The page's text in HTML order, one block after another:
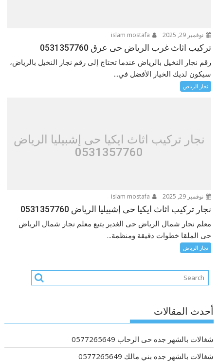
نوفمبر 29, 2025
تركيب اثاث غرب الرياض حى عرق 0531357760
رقم نجار النخيل بالرياض عندما تحتاج إلى رقم نجار النخيل بالرياض،
سيكون لديك الخيار الأفضل في...
نجار الرياض
نجار تركيب اثاث ايكيا حى إشبيليا الرياض
0531357760
نوفمبر 29, 2025
نجار تركيب اثاث ايكيا حى إشبيليا الرياض 0531357760
معلم نجار شمال الرياض حى الغدير يتبع معلم نجار شمال الرياض
حى الملقا خطوات دقيقة ومنظمة...
نجار الرياض
أحدث المقالات
شغالات بالشهر جده حى الرحاب 0577265649
شغالات بالشهر جده بني مالك 0577265649